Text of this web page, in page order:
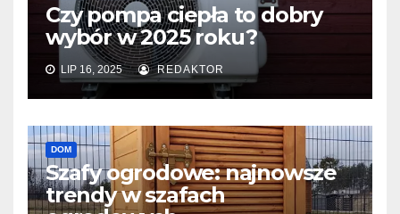
Czy pompa ciepła to dobry
wybór w 2025 roku?
LIP 16, 2025 REDAKTOR
DOM
Szafy ogrodowe: najnowsze
trendy w szafach